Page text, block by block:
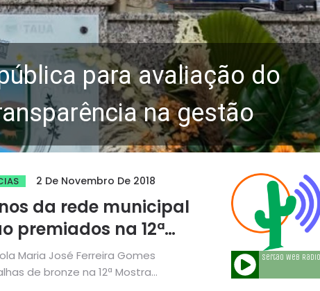
para avaliação do
na gestão
2 De Novembro De 2018
da rede municipal
premiados na 12ª
de Foguetes
Maria José Ferreira Gomes
de bronze na 12ª Mostra